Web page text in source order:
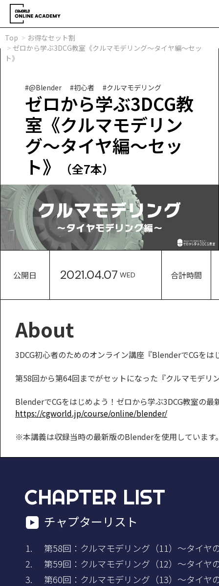
Top
お得なセット割
ゼロから学ぶ3DCG教室《クルマモデリング～タイヤ編～セッ
ト》
#@Blender #初心者 #クルマモデリング
ゼロから学ぶ3DCG教
室《クルマモデリン
グ～タイヤ編～セッ
ト》
（全7本）
公開日 2021.04.07 WED 合計時間
About
3DCG初心者のためのオンライン講座『BlenderでCGを
第58回から第64回までがセットになった『クルマモデリ
BlenderでCGをはじめよう！ゼロから学ぶ3DCG教室の最
https://cgworld.jp/course/online/blender/
※本講義は収録当時の最新版のBlenderを使用していま
CHAPTER LIST
チャプターリスト
第58回：クルマモデリング（11）～タイヤ
第59回：クルマモデリング（12）～タイヤ
第60回：クルマモデリング（13）～タイヤ